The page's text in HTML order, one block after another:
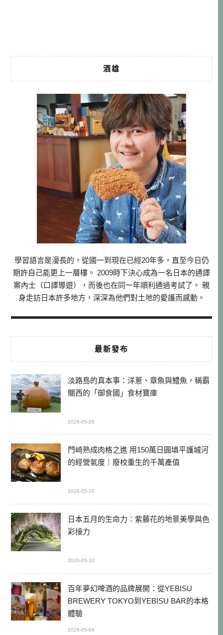
酒雄
學習語言是漫長的，從國一到現在已經20年多，直至今日仍
期許自己能更上一層樓。 2009時下決心成為一名日本的通譯
案內士（口譯導遊），而後也在同一年順利通過考試了。 親
身走訪日本許多地方，深深為他們對土地的愛護而感動。
最新發布
淡路島的真本事：洋蔥、章魚與鱧魚，稱霸
關西的「御食國」食材寶庫
2026-05-20
門崎熟成肉格之進 用150萬日圓填平護城河
的經營氣度｜廢校重生的千萬產值
2026-05-20
日本五月的生命力：紫藤花的地景美學與色
彩接力
2026-05-10
百年夢幻啤酒的品牌展開：從YEBISU
BREWERY TOKYO到YEBISU BAR的本格
體驗
2026-05-04